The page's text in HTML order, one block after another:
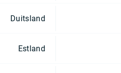
Duitsland
Estland